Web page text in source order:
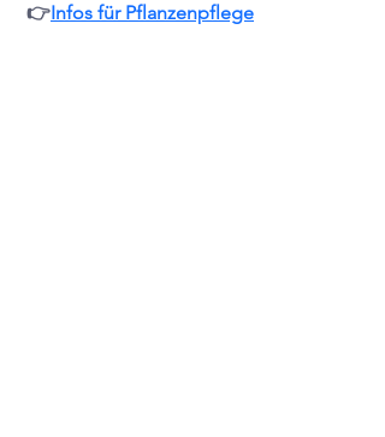
👉Infos für Pflanzenpflege